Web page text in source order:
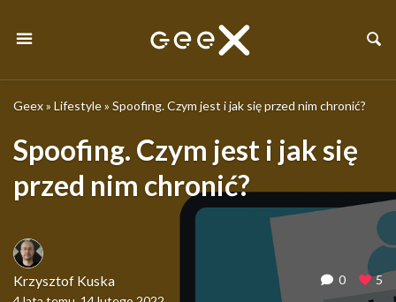
Geex» Lifestyle» Spoofing. Czym jest i jak się przed nim chronić?
Spoofing. Czym jest i jak się
przed nim chronić?
Krzysztof Kuska 0 5